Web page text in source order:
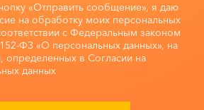
«Отправить сообщение», я даю
на обработку моих персональных
с Федеральным законом
ФЗ «О персональных данных», на
определенных в Согласии на
данных